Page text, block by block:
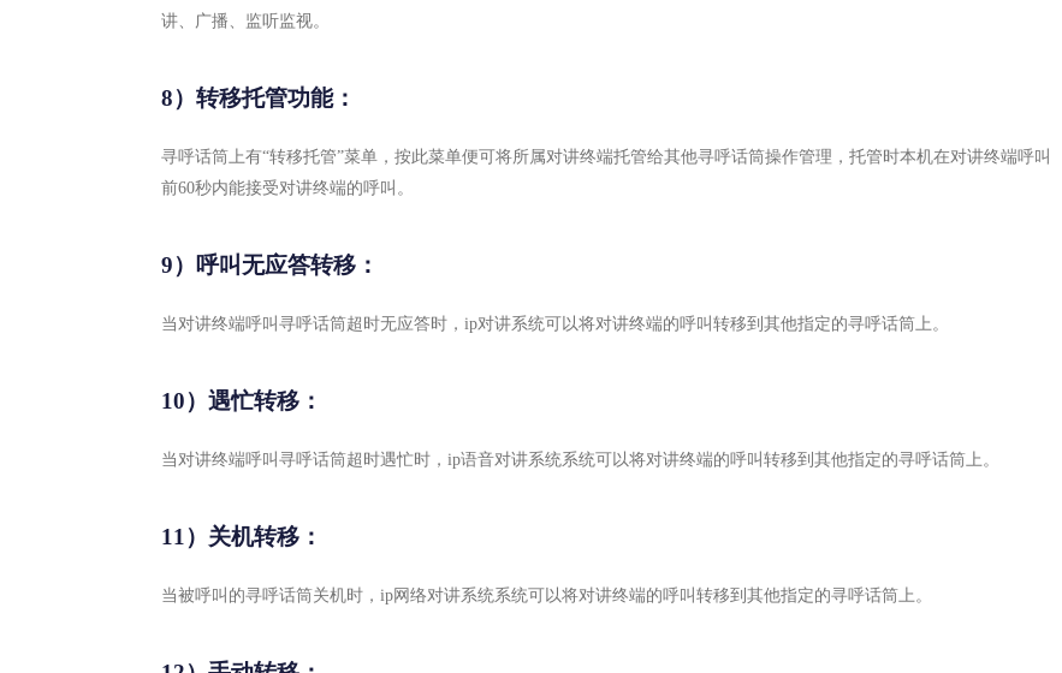
讲、广播、监听监视。
8）转移托管功能：
寻呼话筒上有“转移托管”菜单，按此菜单便可将所属对讲终端托管给其他寻呼话筒操作管理，托管时本机在对讲终端呼叫
前60秒内能接受对讲终端的呼叫。
9）呼叫无应答转移：
当对讲终端呼叫寻呼话筒超时无应答时，ip对讲系统可以将对讲终端的呼叫转移到其他指定的寻呼话筒上。
10）遇忙转移：
当对讲终端呼叫寻呼话筒超时遇忙时，ip语音对讲系统系统可以将对讲终端的呼叫转移到其他指定的寻呼话筒上。
11）关机转移：
当被呼叫的寻呼话筒关机时，ip网络对讲系统系统可以将对讲终端的呼叫转移到其他指定的寻呼话筒上。